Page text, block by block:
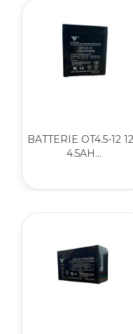
BATTERIE OT4.5-12
4.5AH...